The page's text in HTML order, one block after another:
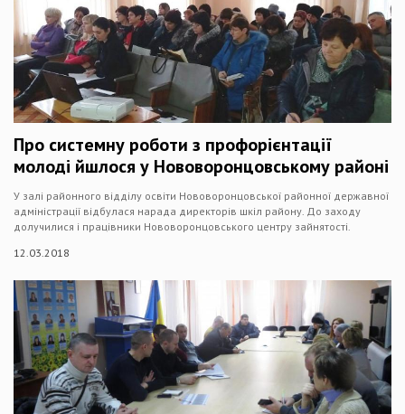
Про системну роботи з профорієнтації
молоді йшлося у Нововоронцовському районі
У залі районного відділу освіти Нововоронцовської районної державної
адміністрації відбулася нарада директорів шкіл району. До заходу
долучилися і працівники Нововоронцовського центру зайнятості.
12.03.2018